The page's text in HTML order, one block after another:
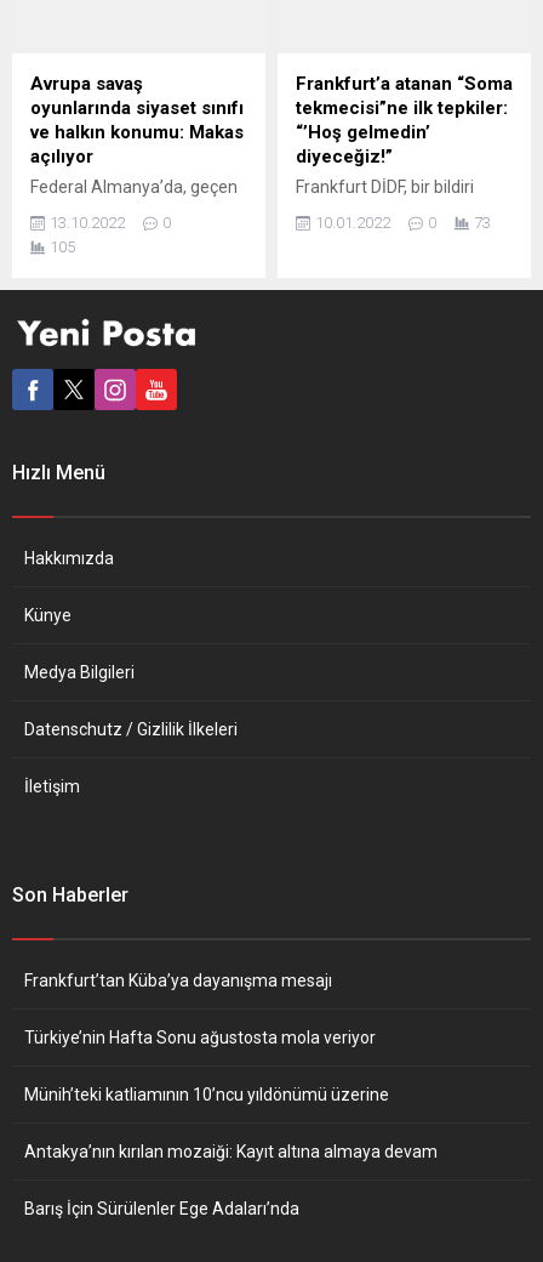
düşünülebilir. Ancak çok sık
örnekler verildi. Sınırsız
TV’deki programlarda, hep
şu vurgulandı:...
pahalılığı nedeni ile sinirleri
yay gibi gerilen halkın
“ateşini” düşürmek için...
Avrupa savaş
oyunlarında siyaset sınıfı
ve halkın konumu: Makas
açılıyor
Federal Almanya’da, geçen
şimdilik sorun çıkarmayan
bir yerel seçimi özellikle
Ana akım medya bile doğu
protestoları” öne çıkarmak
zorunda kalıyor. Aşağı
gerilemesinin Yeşiller ile
13.10.2022
0
105
Frankfurt’a atanan “Soma
tekmecisi”ne ilk tepkiler:
“’Hoş gelmedin’
diyeceğiz!”
Frankfurt DİDF, bir bildiri
Yusuf Yerkel’e ‘hoş
10.01.2022 0 73
Hızlı Menü
Hakkımızda
Künye
Medya Bilgileri
Datenschutz / Gizlilik İlkeleri
İletişim
Son Haberler
Frankfurt’tan Küba’ya dayanışma mesajı
Türkiye’nin Hafta Sonu ağustosta mola veriyor
Münih’teki katliamının 10’ncu yıldönümü üzerine
Antakya’nın kırılan mozaiği: Kayıt altına almaya devam
Barış İçin Sürülenler Ege Adaları’nda